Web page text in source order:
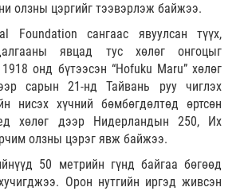
олзны цэргийг тээвэрлэж байжээ.
Foundation сангаас явуулсан түүх,
явцад тус хөлөг онгоцыг
онд бүтээсэн “Hofuku Maru” хөлөг
сарын 21-нд Тайвань руу чиглэх
нисэх хүчний бөмбөгдөлтөд өртсөн
хөлөг дээр Нидерландын 250, Их
олзны цэрэг явж байжээ.
50 метрийн гүнд байгаа бөгөөд
Орон нутгийн иргэд живсэн